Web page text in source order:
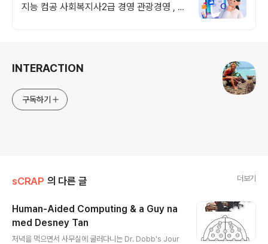
지능 컴공 사회복지사2급 경영 관광경영 , 기
INTERACTION
구독하기
sCRAP 의 다른 글 더보기
Human-Aided Computing & a Guy na
med Desney Tan
저녁을 먹으면서 사무실에 굴러다니는 Dr. Dobb's Jour